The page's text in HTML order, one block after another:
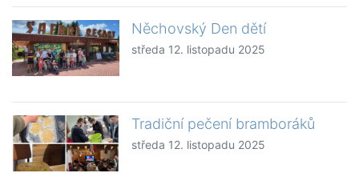
Něchovský Den dětí
středa 12. listopadu 2025
Tradiční pečení bramboráků
středa 12. listopadu 2025